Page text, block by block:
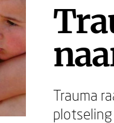
Trauma